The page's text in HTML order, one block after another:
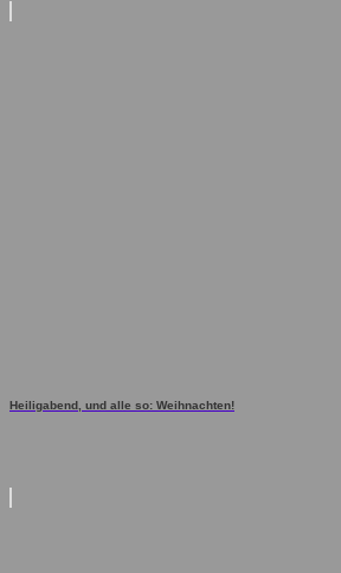
Heiligabend, und alle so: Weihnachten!